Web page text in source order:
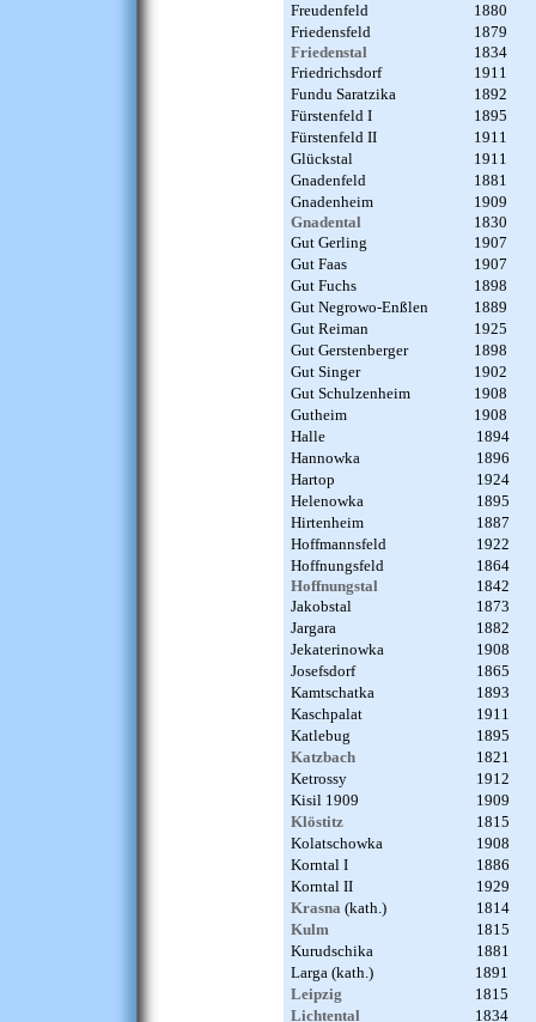
Freudenfeld
1880
Friedensfeld
1879
Friedenstal
1834
Friedrichsdorf
1911
Fundu Saratzika
1892
Fürstenfeld I
1895
Fürstenfeld II
1911
Glückstal
1911
Gnadenfeld
1881
Gnadenheim
1909
Gnadental
1830
Gut Gerling
1907
Gut Faas
1907
Gut Fuchs
1898
Gut Negrowo-Enßlen
1889
Gut Reiman
1925
Gut Gerstenberger
1898
Gut Singer
1902
Gut Schulzenheim
1908
Gutheim
1908
Halle
1894
Hannowka
1896
Hartop
1924
Helenowka
1895
Hirtenheim
1887
Hoffmannsfeld
1922
Hoffnungsfeld
1864
Hoffnungstal
1842
Jakobstal
1873
Jargara
1882
Jekaterinowka
1908
Josefsdorf
1865
Kamtschatka
1893
Kaschpalat
1911
Katlebug
1895
Katzbach
1821
Ketrossy
1912
Kisil 1909
1909
Klöstitz
1815
Kolatschowka
1908
Korntal I
1886
Korntal II
1929
Krasna (kath.)
1814
Kulm
1815
Kurudschika
1881
Larga (kath.)
1891
Leipzig
1815
Lichtental
1834